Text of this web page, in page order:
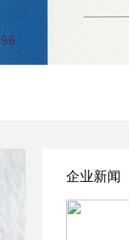
企业新闻